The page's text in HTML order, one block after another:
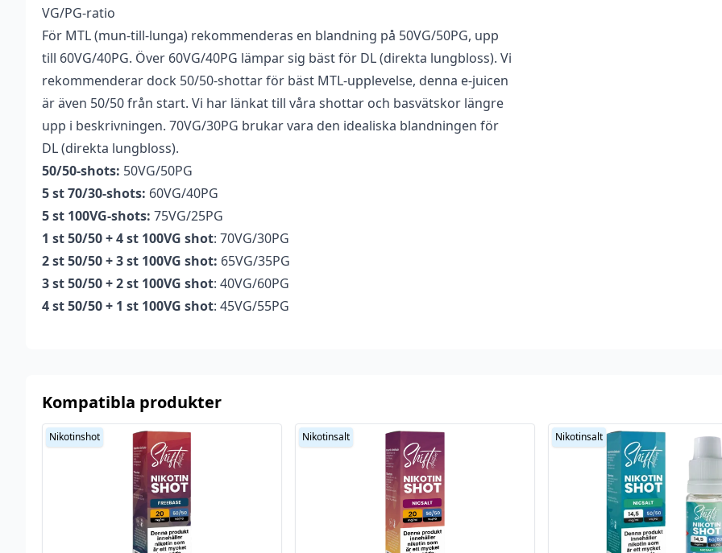
VG/PG-ratio
För MTL (mun-till-lunga) rekommenderas en blandning på 50VG/50PG, upp
till 60VG/40PG. Över 60VG/40PG lämpar sig bäst för DL (direkta lungbloss). Vi
rekommenderar dock 50/50-shottar för bäst MTL-upplevelse, denna e-juicen
är även 50/50 från start. Vi har länkat till våra shottar och basvätskor längre
upp i beskrivningen. 70VG/30PG brukar vara den idealiska blandningen för
DL (direkta lungbloss).
50/50-shots: 50VG/50PG
5 st 70/30-shots: 60VG/40PG
5 st 100VG-shots: 75VG/25PG
1 st 50/50 + 4 st 100VG shot: 70VG/30PG
2 st 50/50 + 3 st 100VG shot: 65VG/35PG
3 st 50/50 + 2 st 100VG shot: 40VG/60PG
4 st 50/50 + 1 st 100VG shot: 45VG/55PG
Kompatibla produkter
Nikotinshot Nikotinsalt Nikotinsalt